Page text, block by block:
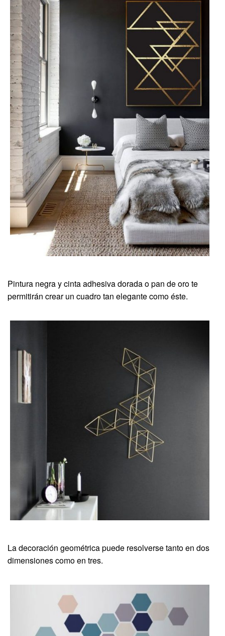
Pintura negra y cinta adhesiva dorada o pan de oro te
permitirán crear un cuadro tan elegante como éste.
La decoración geométrica puede resolverse tanto en dos
dimensiones como en tres.